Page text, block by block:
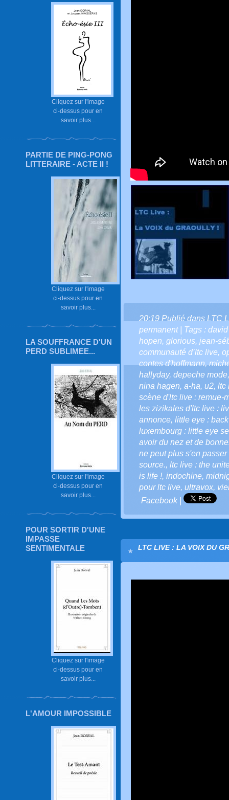
Cliquez sur l'image
ci-dessus pour en
savoir plus...
PARTIE DE PING-PONG
LITTERAIRE - ACTE II !
Cliquez sur l'image
ci-dessus pour en
savoir plus...
LA SOUFFRANCE D'UN
PERD SUBLIMEE...
Cliquez sur l'image
ci-dessus pour en
savoir plus...
POUR SORTIR D'UNE
IMPASSE
SENTIMENTALE
Cliquez sur l'image
ci-dessus pour en
savoir plus...
L'AMOUR IMPOSSIBLE
20:19 Publié dans LTC
permanent| Tags :
hopen, glorious, jean-
communauté d’ltc live,
contes d'hoffmann,
hallyday, depeche mode
nina hagen, a-ha, u2, ltc
scène d'ltc live : remue-
les zizikales d'ltc live :
annonce, little eye :
luxembourg : little eye
avoir du nez et de
ne peut plus s'en passer
source., ltc live : the
is life !, indochine,
pour ltc live, ultravox,
Facebook|
LTC LIVE : LA VOIX DU